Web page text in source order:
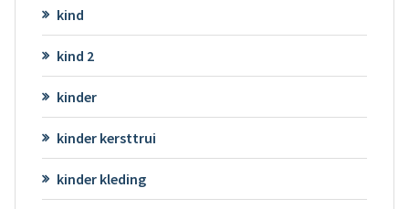
kind
kind 2
kinder
kinder kersttrui
kinder kleding